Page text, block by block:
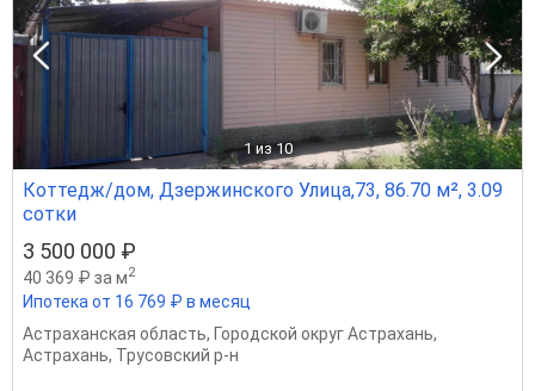
1 из 10
Коттедж/дом, Дзержинского Улица,73, 86.70 м², 3.09
сотки
3 500 000 ₽
40 369 ₽ за м2
Ипотека от 16 769 ₽ в месяц
Астраханская область, Городской округ Астрахань,
Астрахань, Трусовский р-н